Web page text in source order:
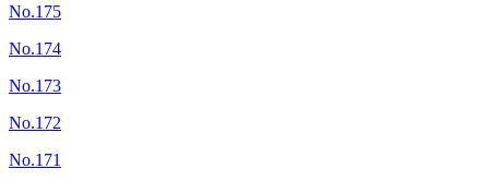
No.175
No.174
No.173
No.172
No.171